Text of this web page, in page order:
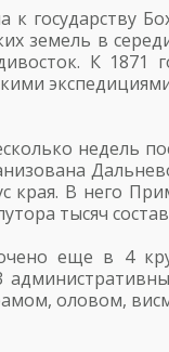
государству
земель в
К 1871
недель
края. В него
тысяч
еще в 4
оловом,